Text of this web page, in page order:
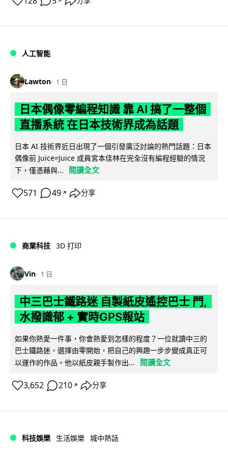
人工智能
Lawton 1 日
日本偶像零編程知識 靠 AI 搞了一整個
直播系統 在日本技術界成為話題
日本 AI 技術界近日出現了一個引發廣泛討論的熱門話題：日本
偶像前 Juice=Juice 成員宮本佳林在完全沒有編程經驗的情況
下，僅憑藉與...
閱讀全文
571 49 ↗ 分享
商業科技 3D 打印
Vin 1 日
中三巴士鐵路迷 自製紙皮遙控巴士 門,
水撥識郁 + 實時GPS報站
如果你熱愛一件事，你會熱愛到怎樣的程度？一位就讀中三的
巴士鐵路迷，選擇由零開始，把自己的興趣一步步變成真正可
以運作的作品。他以紙皮親手製作出...
閱讀全文
3,652 210 ↗ 分享
科技娛樂 生活娛樂 城中熱話